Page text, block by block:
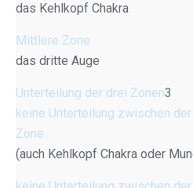
das Kehlkopf Chakra
Mittlere Zone
das dritte Auge
Unterteilung der drei Zonen3
keine Unterteilung zwischen
Zone
(auch Kehlkopf Chakra oder